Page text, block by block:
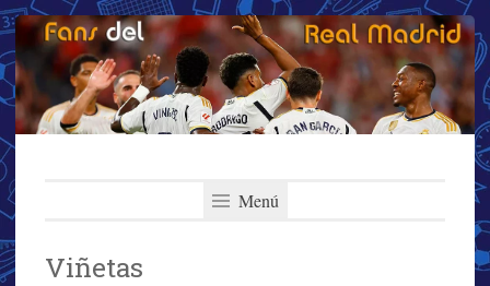
Menú
Viñetas